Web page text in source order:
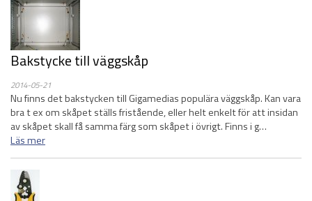
Bakstycke till väggskåp
2014-05-21
Nu finns det bakstycken till Gigamedias populära väggskåp. Kan vara
bra t ex om skåpet ställs fristående, eller helt enkelt för att insidan
av skåpet skall få samma färg som skåpet i övrigt. Finns i g…
Läs mer